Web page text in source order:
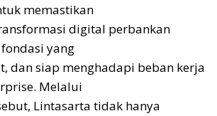
memastikan
digital perbankan
yang
dan siap menghadapi beban kerja
Melalui
Lintasarta tidak hanya